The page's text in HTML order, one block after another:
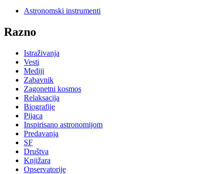
Astronomski instrumenti
Razno
Istraživanja
Vesti
Mediji
Zabavnik
Zagonetni kosmos
Relaksacija
Biografije
Pijaca
Inspirisano astronomijom
Predavanja
SF
Društva
Knjižara
Opservatorije